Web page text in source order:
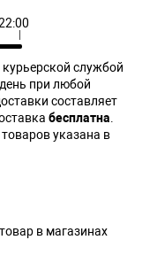
службой
при любой
составляет
бесплатна
указана в
в магазинах